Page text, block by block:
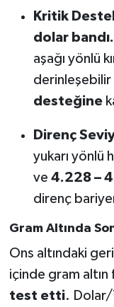
Kritik
dolar bandı.
aşağı yönlü
derinleşebilir
desteğine
Direnç
yukarı yönlü
ve 4.228 –
direnç
Gram Altında
Ons altındaki
içinde gram altın
test etti. Dolar/